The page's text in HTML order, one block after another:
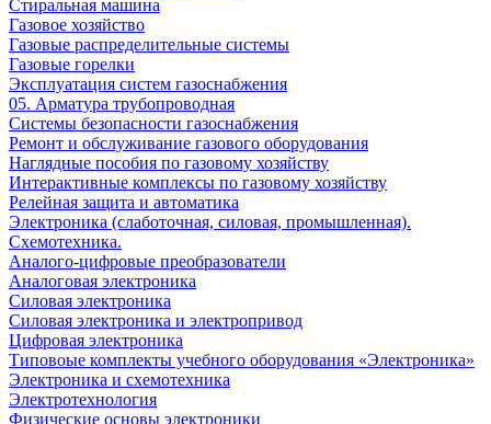
Стиральная машина
Газовое хозяйство
Газовые распределительные системы
Газовые горелки
Эксплуатация систем газоснабжения
05. Арматура трубопроводная
Системы безопасности газоснабжения
Ремонт и обслуживание газового оборудования
Наглядные пособия по газовому хозяйству
Интерактивные комплексы по газовому хозяйству
Релейная защита и автоматика
Электроника (слаботочная, силовая, промышленная).
Схемотехника.
Аналого-цифровые преобразователи
Аналоговая электроника
Cиловая электроника
Cиловая электроника и электропривод
Цифровая электроника
Типовоые комплекты учебного оборудования «Электроника»
Электроника и схемотехника
Электротехнология
Физические основы электроники